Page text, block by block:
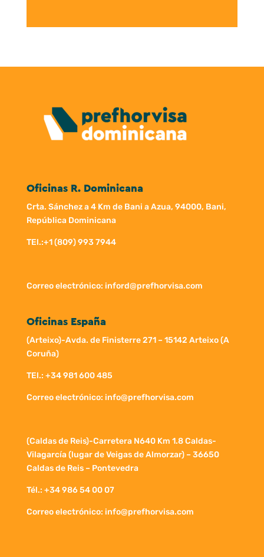
Oficinas R. Dominicana
Crta. Sánchez a 4 Km de Bani a Azua, 94000, Bani,
República Dominicana
TEl.:+1 (809) 993 7944
Correo electrónico: inford@prefhorvisa.com
Oficinas España
(Arteixo)-Avda. de Finisterre 271 – 15142 Arteixo (A
Coruña)
TEl.: +34 981 600 485
Correo electrónico: info@prefhorvisa.com
(Caldas de Reis)-Carretera N640 Km 1.8 Caldas-
Vilagarcía (lugar de Veigas de Almorzar) – 36650
Caldas de Reis – Pontevedra
Tél.: +34 986 54 00 07
Correo electrónico: info@prefhorvisa.com